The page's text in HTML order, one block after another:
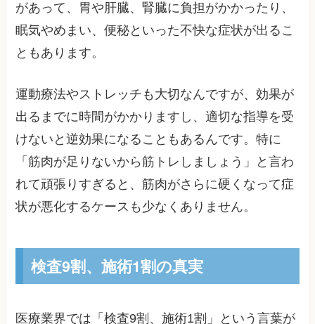
があって、胃や肝臓、腎臓に負担がかかったり、
眠気やめまい、便秘といった不快な症状が出るこ
ともあります。
運動療法やストレッチも大切なんですが、効果が
出るまでに時間がかかりますし、適切な指導を受
けないと逆効果になることもあるんです。特に
「筋肉が足りないから筋トレしましょう」と言わ
れて頑張りすぎると、筋肉がさらに硬くなって症
状が悪化するケースも少なくありません。
検査9割、施術1割の真実
医療業界では「検査9割、施術1割」という言葉が